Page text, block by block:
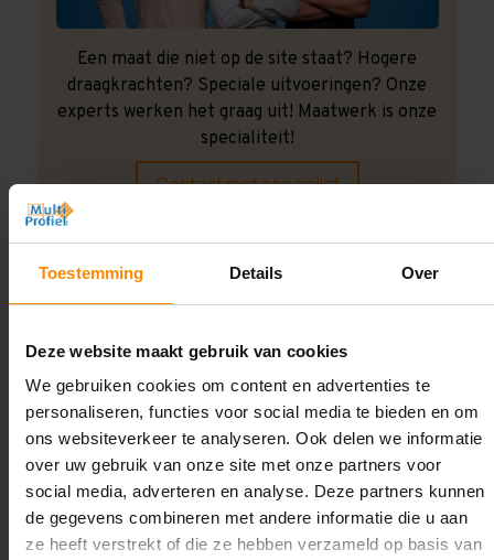
Toestemming Details Over
Deze website maakt gebruik van cookies
We gebruiken cookies om content en advertenties te
personaliseren, functies voor social media te bieden en om
ons websiteverkeer te analyseren. Ook delen we informatie
over uw gebruik van onze site met onze partners voor
social media, adverteren en analyse. Deze partners kunnen
de gegevens combineren met andere informatie die u aan
ze heeft verstrekt of die ze hebben verzameld op basis van
Een maat die niet op de site staat? Hogere
draagkrachten? Speciale uitvoeringen? Onze
experts werken het graag uit! Maatwerk is onze
specialiteit!
Contact met specialist
Montage uitbesteden?